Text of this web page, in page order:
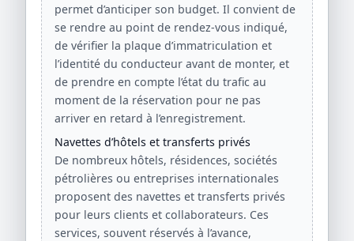
permet d’anticiper son budget. Il convient de
se rendre au point de rendez-vous indiqué,
de vérifier la plaque d’immatriculation et
l’identité du conducteur avant de monter, et
de prendre en compte l’état du trafic au
moment de la réservation pour ne pas
arriver en retard à l’enregistrement.
Navettes d’hôtels et transferts privés
De nombreux hôtels, résidences, sociétés
pétrolières ou entreprises internationales
proposent des navettes et transferts privés
pour leurs clients et collaborateurs. Ces
services, souvent réservés à l’avance,